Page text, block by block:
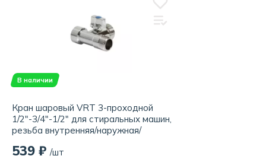
В наличии
Кран шаровый VRT 3-проходной
1/2"-3/4"-1/2" для стиральных машин,
резьба внутренняя/наружная/
539 ₽ /шт